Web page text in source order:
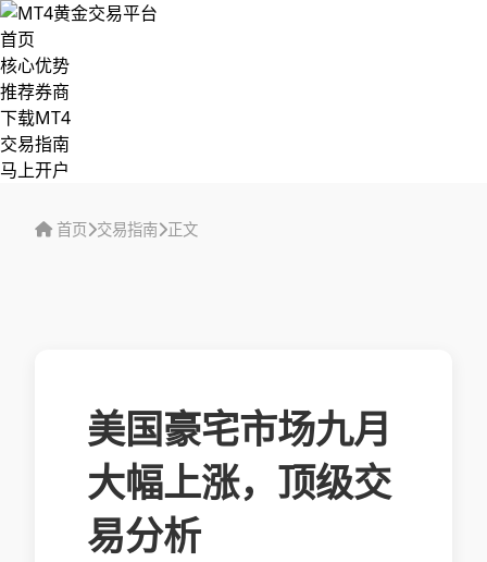
首页
核心优势
推荐券商
下载MT4
交易指南
马上开户
首页 交易指南 正文
美国豪宅市场九月
大幅上涨，顶级交
易分析